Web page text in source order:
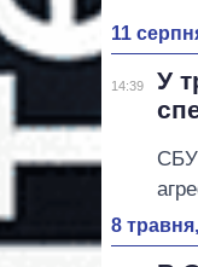
11
14:39
У
СБУ
8